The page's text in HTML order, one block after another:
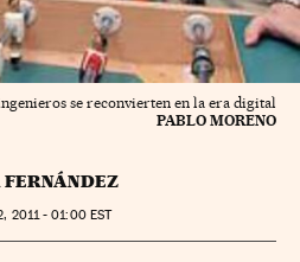
se reconvierten en la era digital
PABLO MORENO
2011 - 01:00EST